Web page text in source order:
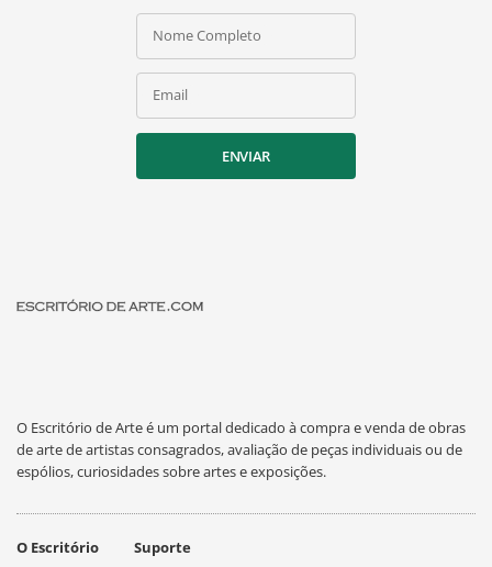
Nome Completo
Email
ENVIAR
O Escritório de Arte é um portal dedicado à compra e venda de obras
de arte de artistas consagrados, avaliação de peças individuais ou de
espólios, curiosidades sobre artes e exposições.
O Escritório Suporte